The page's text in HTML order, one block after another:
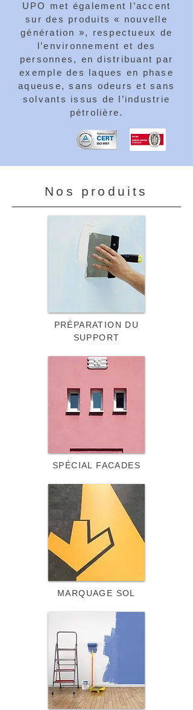
UPO met également l’accent
sur des produits « nouvelle
génération », respectueux de
l’environnement et des
personnes, en distribuant par
exemple des laques en phase
aqueuse, sans odeurs et sans
solvants issus de l’industrie
pétrolière.
Nos produits
PRÉPARATION DU
SUPPORT
SPÉCIAL FACADES
MARQUAGE SOL